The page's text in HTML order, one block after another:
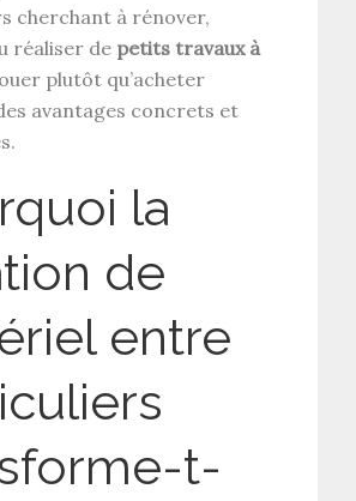
cherchant à rénover,
réaliser de petits travaux à
plutôt qu’acheter
avantages concrets et
la
de
entre
t-